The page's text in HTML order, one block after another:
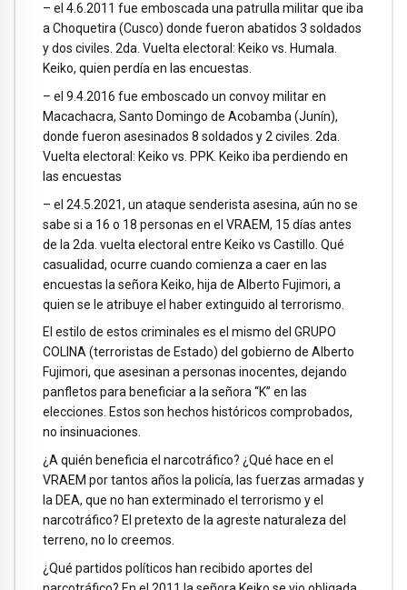
– el 4.6.2011 fue emboscada una patrulla militar que iba
a Choquetira (Cusco) donde fueron abatidos 3 soldados
y dos civiles. 2da. Vuelta electoral: Keiko vs. Humala.
Keiko, quien perdía en las encuestas.
– el 9.4.2016 fue emboscado un convoy militar en
Macachacra, Santo Domingo de Acobamba (Junín),
donde fueron asesinados 8 soldados y 2 civiles. 2da.
Vuelta electoral: Keiko vs. PPK. Keiko iba perdiendo en
las encuestas
– el 24.5.2021, un ataque senderista asesina, aún no se
sabe si a 16 o 18 personas en el VRAEM, 15 días antes
de la 2da. vuelta electoral entre Keiko vs Castillo. Qué
casualidad, ocurre cuando comienza a caer en las
encuestas la señora Keiko, hija de Alberto Fujimori, a
quien se le atribuye el haber extinguido al terrorismo.
El estilo de estos criminales es el mismo del GRUPO
COLINA (terroristas de Estado) del gobierno de Alberto
Fujimori, que asesinan a personas inocentes, dejando
panfletos para beneficiar a la señora “K” en las
elecciones. Estos son hechos históricos comprobados,
no insinuaciones.
¿A quién beneficia el narcotráfico? ¿Qué hace en el
VRAEM por tantos años la policía, las fuerzas armadas y
la DEA, que no han exterminado el terrorismo y el
narcotráfico? El pretexto de la agreste naturaleza del
terreno, no lo creemos.
¿Qué partidos políticos han recibido aportes del